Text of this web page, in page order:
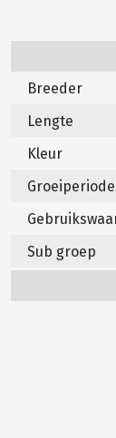
Breeder
Lengte
Kleur
Groeiperiode
Sub groep